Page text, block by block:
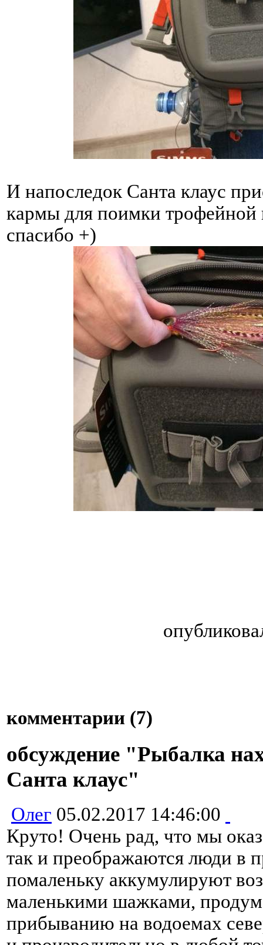
И напоследок Санта клаус
кармы для поимки
спасибо +)
комментарии (7)
обсуждение "Рыбалка
Санта клаус"
Олег 05.02.2017 14:46:00
Круто! Очень рад, что мы
так и преображаются люди в
помаленьку аккумулируют
маленькими шажками,
прибыванию на водоемах